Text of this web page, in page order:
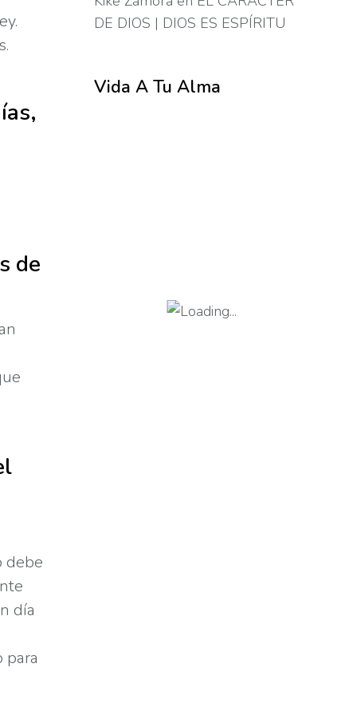
de
debe
día
para
DE DIOS | DIOS ES ESPÍRITU
Vida A Tu Alma